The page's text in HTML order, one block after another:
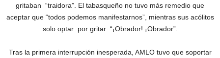
gritaban “traidora”. El tabasqueño no tuvo más remedio que
aceptar que “todos podemos manifestarnos”, mientras sus acólitos
solo optar por gritar “¡Obrador! ¡Obrador”.
Tras la primera interrupción inesperada, AMLO tuvo que soportar